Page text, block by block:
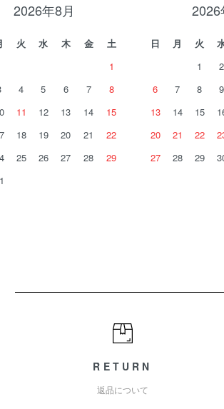
2026年8月
火 水 木 金
土
1
4 5 6 7
8
11 12 13 14
15
18 19 20 21
22
25 26 27 28
29
2026
日 月 火
1
2
6
7 8 9
13
14 15
20
21 22
27
28 29
RETURN
返品について